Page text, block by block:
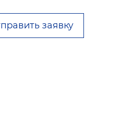
заявку